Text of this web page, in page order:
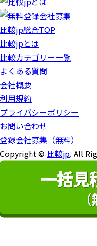
比較jp総合TOP
比較jpとは
比較カテゴリー一覧
よくある質問
会社概要
利用規約
プライバシーポリシー
お問い合わせ
登録会社募集（無料）
Copyright ©比較jp. All